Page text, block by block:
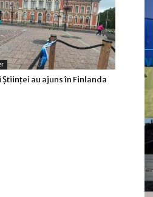
Ştiinţei au ajuns în Finlanda